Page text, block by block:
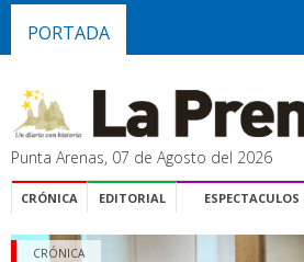
PORTADA
Punta Arenas, 07 de Agosto del 2026
CRÓNICA EDITORIAL
CRÓNICA